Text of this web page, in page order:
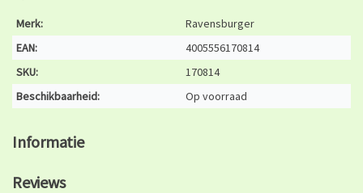
Merk:
Ravensburger
EAN:
4005556170814
SKU:
170814
Beschikbaarheid:
Op voorraad
Informatie
Reviews